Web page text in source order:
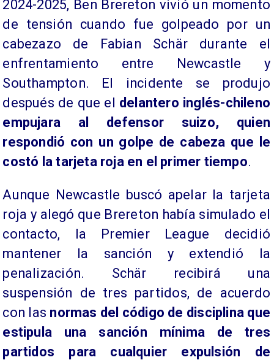
2024-2025, Ben Brereton vivió un momento
de tensión cuando fue golpeado por un
cabezazo de Fabian Schär durante el
enfrentamiento entre Newcastle y
Southampton. El incidente se produjo
después de que el delantero inglés-chileno
empujara al defensor suizo, quien
respondió con un golpe de cabeza que le
costó la tarjeta roja en el primer tiempo.
Aunque Newcastle buscó apelar la tarjeta
roja y alegó que Brereton había simulado el
contacto, la Premier League decidió
mantener la sanción y extendió la
penalización. Schär recibirá una
suspensión de tres partidos, de acuerdo
con las normas del código de disciplina que
estipula una sanción mínima de tres
partidos para cualquier expulsión de